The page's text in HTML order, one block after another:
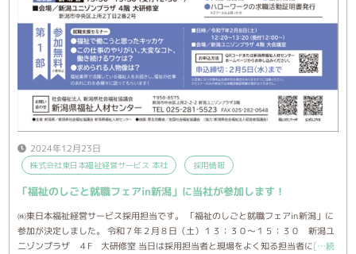
2024年12月23日
株式会社東日本福祉経営サービス 本社 採用情報
「福祉のしごと就職フェアin新潟」に当社が参加します！
㈱東日本福祉経営サービス採用担当です。 「福祉のしごと就職フェアin新潟」に
参加が決定しました。 令和７年２月８日（土）１３：３０～１５：３０ 新潟ユ
ニゾンプラザ ４F 大研修室 当日は採用担当者と現場をよく知る担当者に[…続